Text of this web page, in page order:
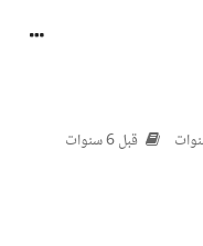
قبل 6 سنوات